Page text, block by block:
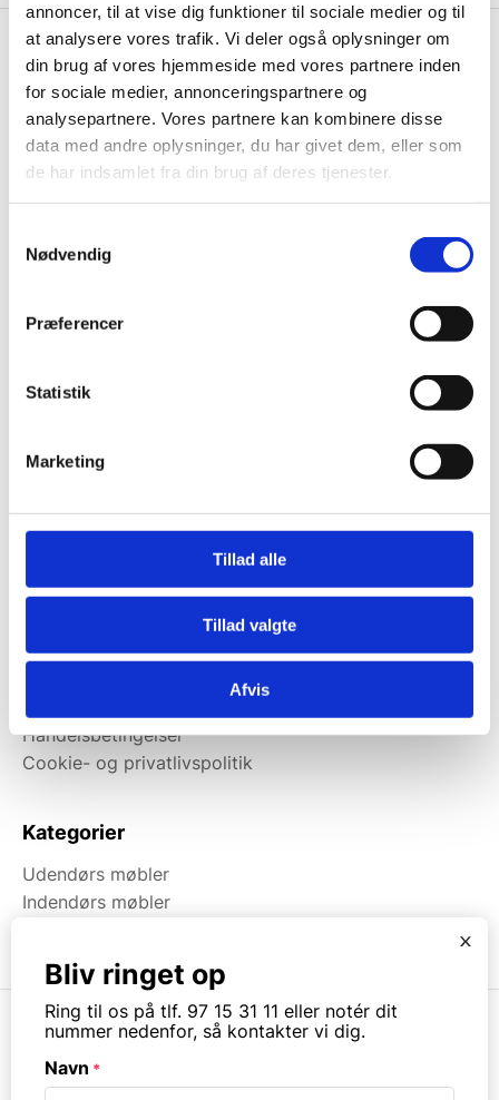
annoncer, til at vise dig funktioner til sociale medier og til
at analysere vores trafik. Vi deler også oplysninger om
din brug af vores hjemmeside med vores partnere inden
for sociale medier, annonceringspartnere og
analysepartnere. Vores partnere kan kombinere disse
data med andre oplysninger, du har givet dem, eller som
de har indsamlet fra din brug af deres tjenester.
Nødvendig
Præferencer
Statistik
Marketing
Tillad alle
Tillad valgte
Afvis
Restaurantinventar.dk
Østergaard Interiéur a/s
Rømersvej 31
7430 Ikast
Mandag til torsdag fra 08:00 – 15:30.
Ansøg om lån
Kontakt
Levering
Om Østergaard Interiéur
Udendørs møbler
Handelsbetingelser
Cookie- og privatlivspolitik
Kategorier
Udendørs møbler
Indendørs møbler
x
Bliv ringet op
Ring til os på tlf. 97 15 31 11 eller notér dit
nummer nedenfor, så kontakter vi dig.
Navn *